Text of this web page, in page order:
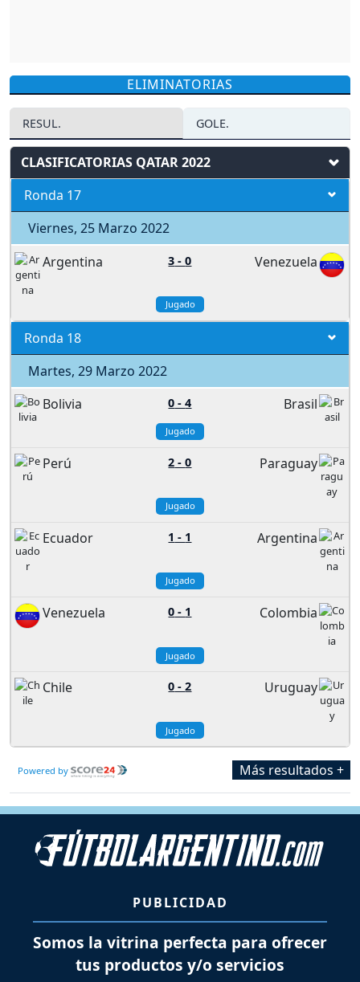
ELIMINATORIAS
RESUL. GOLE.
CLASIFICATORIAS QATAR 2022
Ronda 17
Viernes, 25 Marzo 2022
Argentina
3 -0 Venezuela
Jugado
Ronda 18
Martes, 29 Marzo 2022
Bolivia
0 -4 Brasil
Jugado
Perú 2 -0 Paraguay
Jugado
Ecuador 1 - 1 Argentina
Jugado
Venezuela 0 - 1 Colombia
Jugado
Chile 0 -2 Uruguay
Jugado
Powered by Más resultados +
PUBLICIDAD
Somos la vitrina perfecta para ofrecer
tus productos y/o servicios